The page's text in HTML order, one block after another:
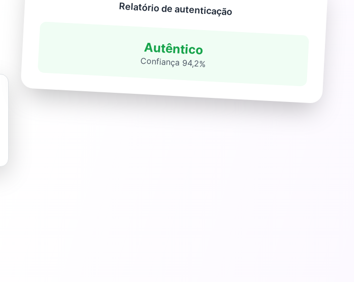
Relatório de autenticação
Autêntico
Confiança 94,2%